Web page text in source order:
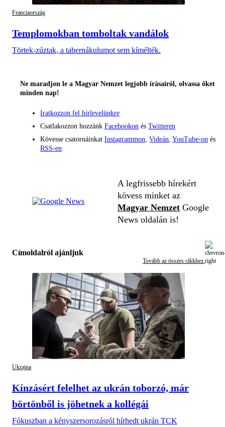
Franciaország
Templomokban tomboltak vandálok
Törtek-zúztak, a tabernákulumot sem kímélték.
Ne maradjon le a Magyar Nemzet legjobb írásairól, olvassa őket
minden nap!
Iratkozzon fel hírlevelünkre
Csatlakozzon hozzánk Facebookon és Twitteren
Kövesse csatornáinkat Instagrammon Videán YouTube-on és
RSS-en
A legfrissebb hírekért
kövess minket az
Magyar Nemzet Google
News oldalán is!
Címoldalról ajánljuk
Tovább az összes cikkhez
Ukrajna
Kínzásért felelhet az ukrán toborzó, már
börtönből is jöhetnek a kollégái
Fókuszban a kényszersorozásról hírhedt ukrán TCK